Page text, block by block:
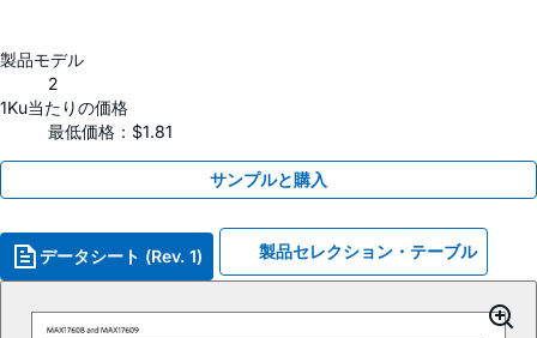
製品モデル
2
1Ku当たりの価格
最低価格：$1.81
サンプルと購入
データシート (Rev. 1) 製品セレクション・テーブル